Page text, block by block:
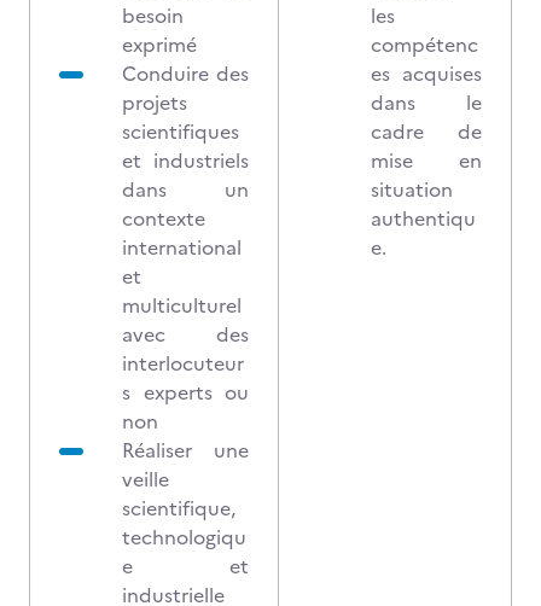
besoin
exprimé
Conduire des
projets
scientifiques
et industriels
dans un
contexte
international
et
multiculturel
avec des
interlocuteur
s experts ou
non
Réaliser une
veille
scientifique,
technologiqu
e et
industrielle
les
compétenc
es acquises
dans le
cadre de
mise en
situation
authentiqu
e.